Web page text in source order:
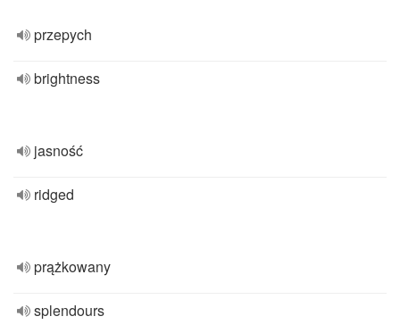
przepych
brightness
jasność
ridged
prążkowany
splendours